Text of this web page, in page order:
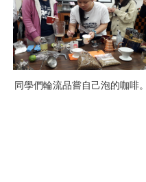
同學們輪流品嘗自己泡的咖啡。